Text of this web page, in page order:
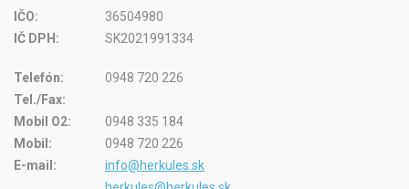
IČO:
36504980
IČ DPH:
SK2021991334
Telefón:
0948 720 226
Tel./Fax:
Mobil O2:
0948 335 184
Mobil:
0948 720 226
E-mail:
info@herkules.sk